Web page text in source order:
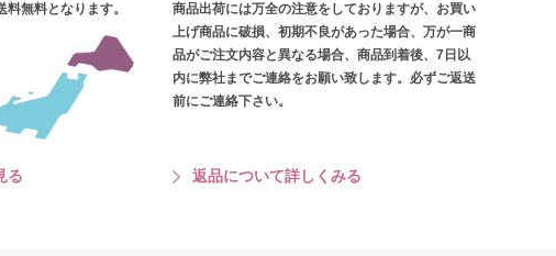
無料となります。
る
商品出荷には万全の注意をしておりますが、お買い
上げ商品に破損、初期不良があった場合、万が一商
品がご注文内容と異なる場合、商品到着後、7日以
内に弊社までご連絡をお願い致します。必ずご返送
前にご連絡下さい。
返品について詳しくみる